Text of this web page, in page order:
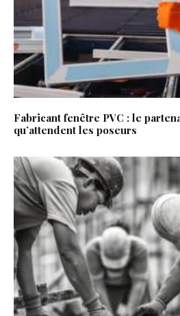
Fabricant fenêtre PVC : le
qu’attendent les poseurs